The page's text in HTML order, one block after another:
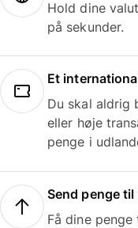
Hold dine
på sekunder.
Et
Du skal aldrig
eller høje
penge i
Send penge
Få dine